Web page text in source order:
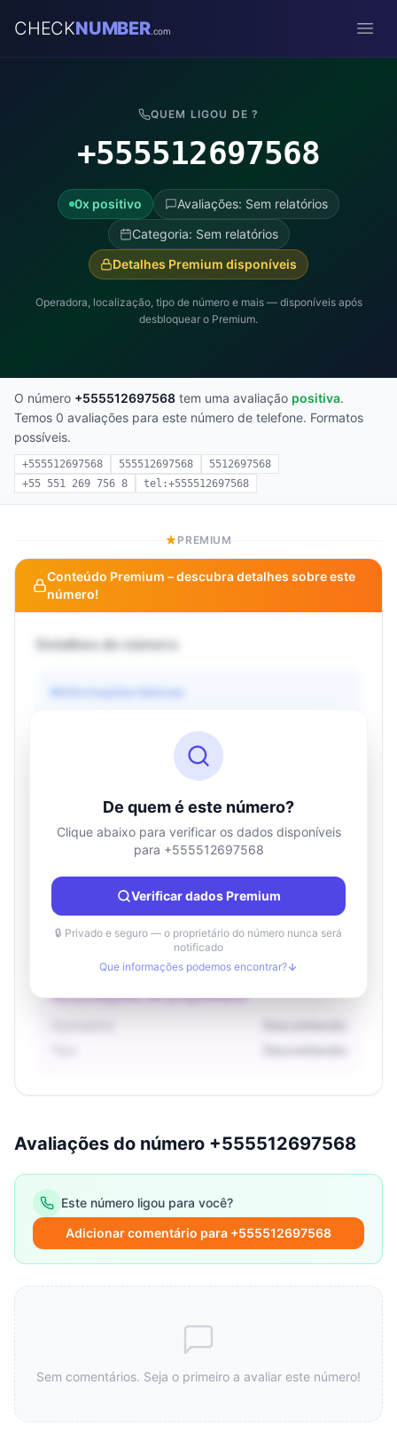
CHECKNUMBER.com
QUEM LIGOU DE ?
+555512697568
0x positivo
Avaliações: Sem relatórios
Categoria: Sem relatórios
Detalhes Premium disponíveis
Operadora, localização, tipo de número e mais — disponíveis após
desbloquear o Premium.
O número +555512697568 tem uma avaliação positiva.
Temos 0 avaliações para este número de telefone. Formatos
possíveis.
+555512697568 555512697568
5512697568
+55 551 269 756 8
tel:+555512697568
PREMIUM
Conteúdo Premium – descubra detalhes sobre este
número!
Detalhes do número
Informações básicas
Informações de localização
País
Desconhecido
Cidade
Desconhecido
Região
Desconhecido
Informações do proprietário
De quem é este número?
Clique abaixo para verificar os dados disponíveis
para +555512697568
Verificar dados Premium
🔒 Privado e seguro — o proprietário do número nunca será
notificado
Que informações podemos encontrar?
Avaliações do número +555512697568
Este número ligou para você?
Adicionar comentário para +555512697568
Sem comentários. Seja o primeiro a avaliar este número!